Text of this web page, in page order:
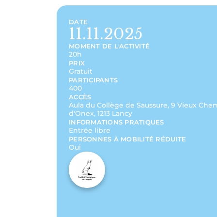
DATE
11.11.2025
MOMENT DE L'ACTIVITÉ
20h
PRIX
Gratuit
PARTICIPANTS
400
ACCÈS
Aula du Collège de Saussure, 9 Vieux
d'Onex, 1213 Lancy
INFORMATIONS PRATIQUES
Entrée libre
PERSONNES À MOBILITÉ RÉDUITE
Oui